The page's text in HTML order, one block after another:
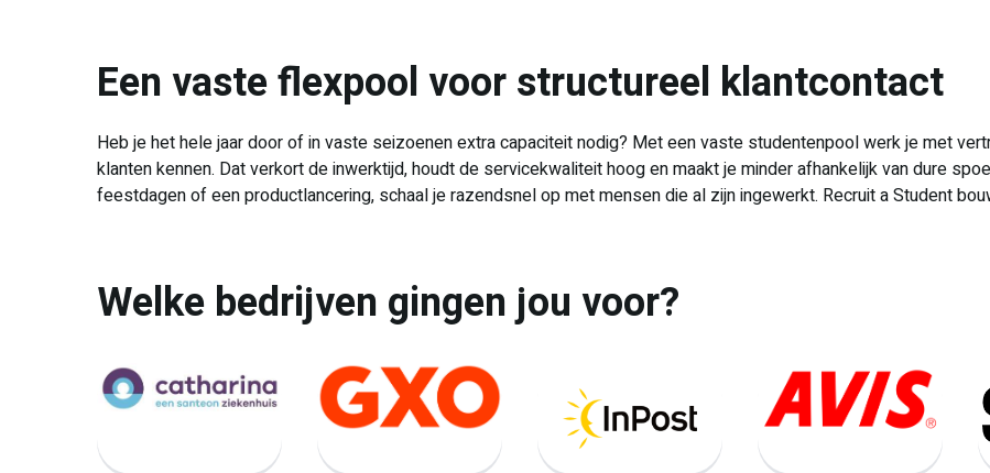
Een vaste flexpool voor structureel klantcontact
Heb je het hele jaar door of in vaste seizoenen extra capaciteit nodig? Met een vaste studentenpool werk je met
klanten kennen. Dat verkort de inwerktijd, houdt de servicekwaliteit hoog en maakt je minder afhankelijk van dure
feestdagen of een productlancering, schaal je razendsnel op met mensen die al zijn ingewerkt. Recruit a Student
Welke bedrijven gingen jou voor?